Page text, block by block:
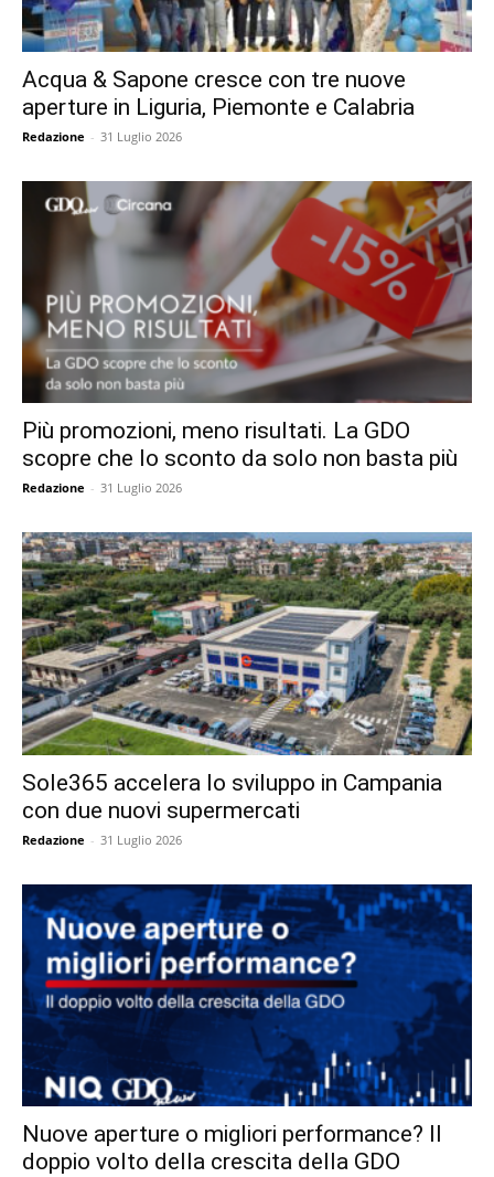
Acqua & Sapone cresce con tre nuove
aperture in Liguria, Piemonte e Calabria
Redazione - 31 Luglio 2026
Più promozioni, meno risultati. La GDO
scopre che lo sconto da solo non basta più
Redazione - 31 Luglio 2026
Sole365 accelera lo sviluppo in Campania
con due nuovi supermercati
Redazione - 31 Luglio 2026
Nuove aperture o migliori performance? Il
doppio volto della crescita della GDO